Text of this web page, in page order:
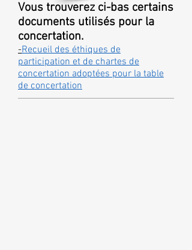
Vous trouverez ci-bas certains
documents utilisés pour la
concertation.
-Recueil des éthiques de
participation et de chartes de
concertation adoptées pour la table
de concertation